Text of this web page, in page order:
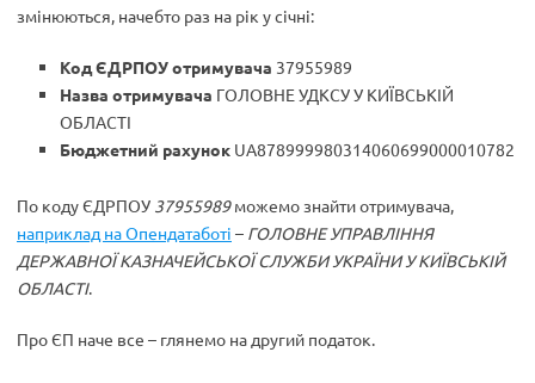
змінюються, начебто раз на рік у січні:
Код ЄДРПОУ отримувача 37955989
Назва отримувача ГОЛОВНЕ УДКСУ У КИЇВСЬКІЙ
ОБЛАСТІ
Бюджетний рахунок UA878999980314060699000010782
По коду ЄДРПОУ 37955989можемо знайти отримувача,
наприклад на Опендатаботі – ГОЛОВНЕ УПРАВЛІННЯ
ДЕРЖАВНОЇ КАЗНАЧЕЙСЬКОЇ СЛУЖБИ УКРАЇНИ У КИЇВСЬКІЙ
ОБЛАСТІ.
Про ЄП наче все – глянемо на другий податок.